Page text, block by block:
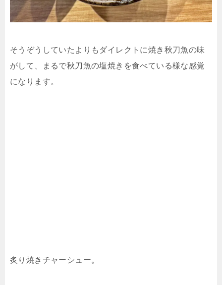
そうぞうしていたよりもダイレクトに焼き秋刀魚の味
がして、まるで秋刀魚の塩焼きを食べている様な感覚
になります。
炙り焼きチャーシュー。